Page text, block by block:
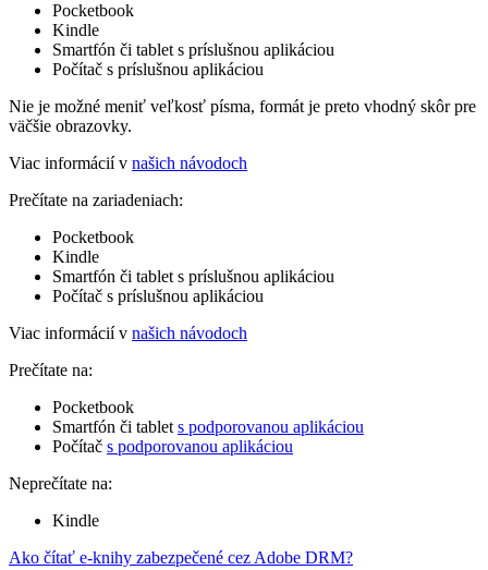
Pocketbook
Kindle
Smartfón či tablet s príslušnou aplikáciou
Počítač s príslušnou aplikáciou
Nie je možné meniť veľkosť písma, formát je preto vhodný skôr pre
väčšie obrazovky.
Viac informácií v našich návodoch
Prečítate na zariadeniach:
Pocketbook
Kindle
Smartfón či tablet s príslušnou aplikáciou
Počítač s príslušnou aplikáciou
Viac informácií v našich návodoch
Prečítate na:
Pocketbook
Smartfón či tablet s podporovanou aplikáciou
Počítač s podporovanou aplikáciou
Neprečítate na:
Kindle
Ako čítať e-knihy zabezpečené cez Adobe DRM?